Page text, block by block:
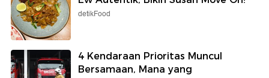
detikFood
4 Kendaraan Prioritas Muncul
Bersamaan, Mana yang